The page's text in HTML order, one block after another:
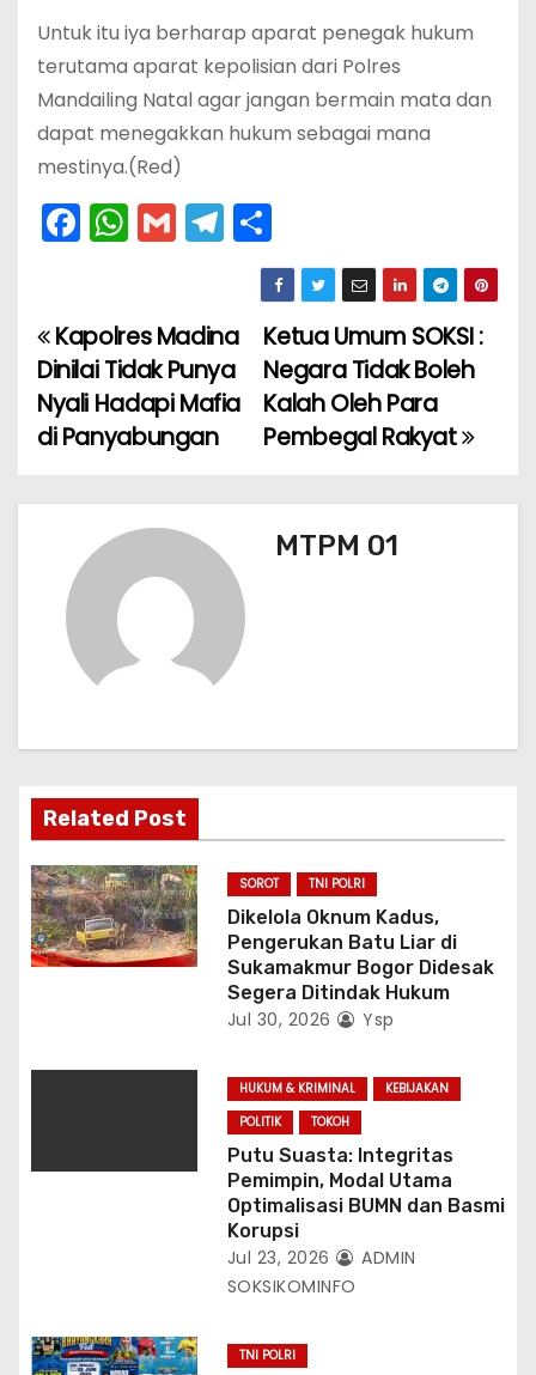
Untuk itu iya berharap aparat penegak hukum
terutama aparat kepolisian dari Polres
Mandailing Natal agar jangan bermain mata dan
dapat menegakkan hukum sebagai mana
mestinya.(Red)
F
a
e
b
o
o
k
W
h
ts
A
p
p
G
m
l
T
el
gr
a
m
h
ar
e
N
a
v
i
p
o
s
Ketua Umum SOKSI :
Negara Tidak Boleh
Kalah Oleh Para
Pembegal Rakyat
Kapolres Madina
Dinilai Tidak Punya
Nyali Hadapi Mafia
di Panyabungan
MTPM 01
Related Post
SOROT TNI POLRI
Dikelola Oknum Kadus,
Pengerukan Batu Liar di
Sukamakmur Bogor Didesak
Segera Ditindak Hukum
Jul 30, 2026 Ysp
HUKUM & KRIMINAL
KEBIJAKAN
POLITIK
TOKOH
Putu Suasta: Integritas
Pemimpin, Modal Utama
Optimalisasi BUMN dan Basmi
Korupsi
Jul 23, 2026
ADMIN
SOKSIKOMINFO
TNI POLRI